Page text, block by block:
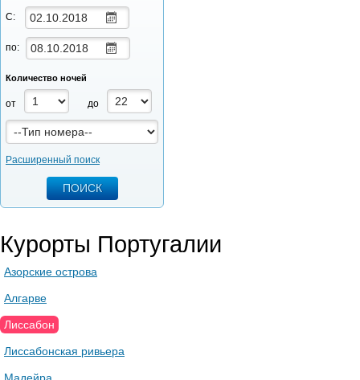
С:
по:
Количество ночей
от до
Расширенный поиск
Курорты Португалии
Азорские острова
Алгарве
Лиссабон
Лиссабонская ривьера